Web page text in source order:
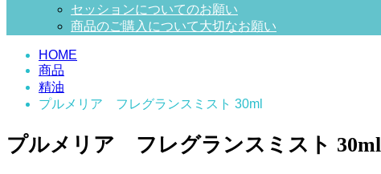
セッションについてのお願い
商品のご購入について大切なお願い
HOME
商品
精油
プルメリア フレグランスミスト 30ml
プルメリア フレグランスミスト 30ml